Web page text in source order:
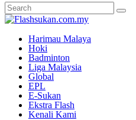
Harimau Malaya
Hoki
Badminton
Liga Malaysia
Global
EPL
E-Sukan
Ekstra Flash
Kenali Kami